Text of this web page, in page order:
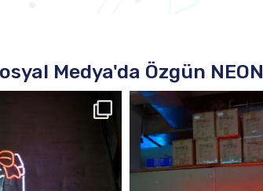
Medya'da Özgün NEON